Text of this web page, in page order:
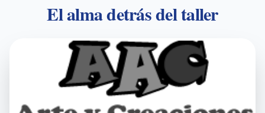
El alma detrás del taller